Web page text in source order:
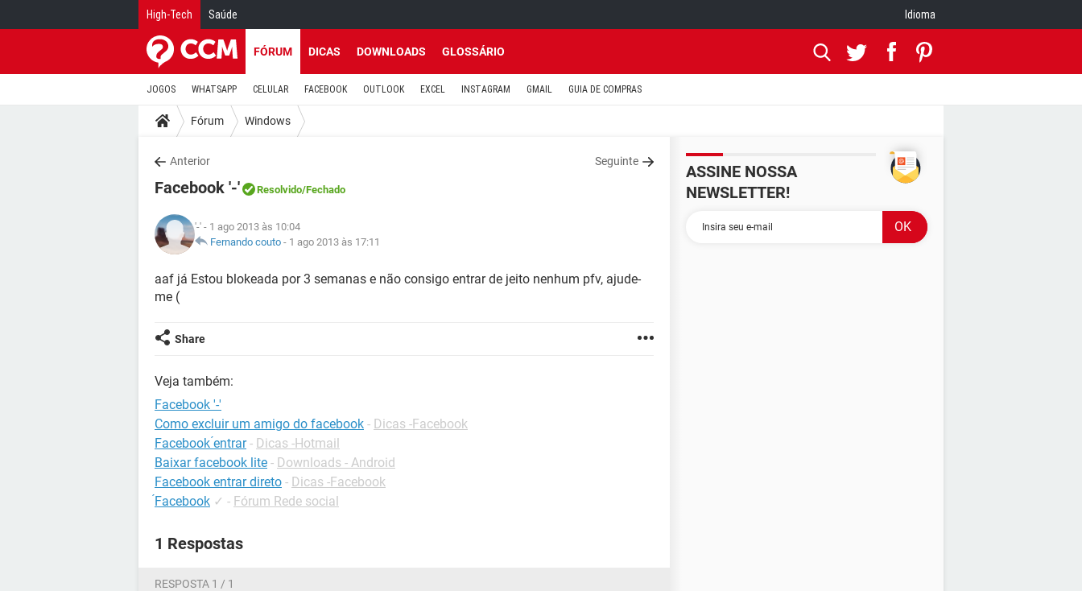
High-Tech Saúde Idioma
FÓRUM DICAS DOWNLOADS GLOSSÁRIO
JOGOS WHATSAPP CELULAR FACEBOOK OUTLOOK EXCEL INSTAGRAM GMAIL GUIA DE COMPRAS
Fórum Windows
Anterior Seguinte
Facebook '-' Resolvido/Fechado
'-' - 1 ago 2013 às 10:04
Fernando couto - 1 ago 2013 às 17:11
aaf já Estou blokeada por 3 semanas e não consigo entrar de jeito nenhum pfv, ajude-
me (
Share
Veja também:
Facebook '-'
Como excluir um amigo do facebook - Dicas -Facebook
Facebook ́entrar - Dicas -Hotmail
Baixar facebook lite - Downloads - Android
Facebook entrar direto - Dicas -Facebook
́Facebook ✓ - Fórum Rede social
1 Respostas
RESPOSTA 1 / 1
ASSINE NOSSA
NEWSLETTER!